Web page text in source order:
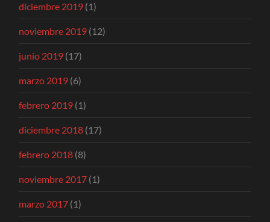
diciembre 2019 (1)
noviembre 2019 (12)
junio 2019 (17)
marzo 2019 (6)
febrero 2019 (1)
diciembre 2018 (17)
febrero 2018 (8)
noviembre 2017 (1)
marzo 2017 (1)